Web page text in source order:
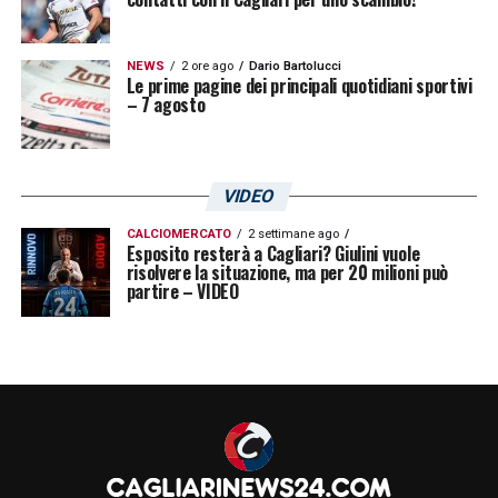
NEWS 2 ore ago Dario Bartolucci
Le prime pagine dei principali quotidiani sportivi
– 7 agosto
VIDEO
CALCIOMERCATO 2 settimane ago
Esposito resterà a Cagliari? Giulini vuole
risolvere la situazione, ma per 20 milioni può
partire – VIDEO